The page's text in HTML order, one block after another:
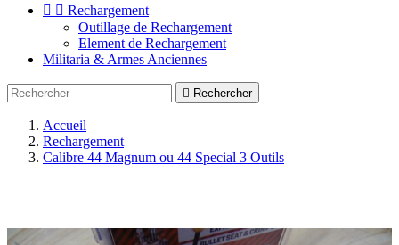
  Rechargement
Outillage de Rechargement
Element de Rechargement
Militaria & Armes Anciennes
 Rechercher
Accueil
Rechargement
Calibre 44 Magnum ou 44 Special 3 Outils